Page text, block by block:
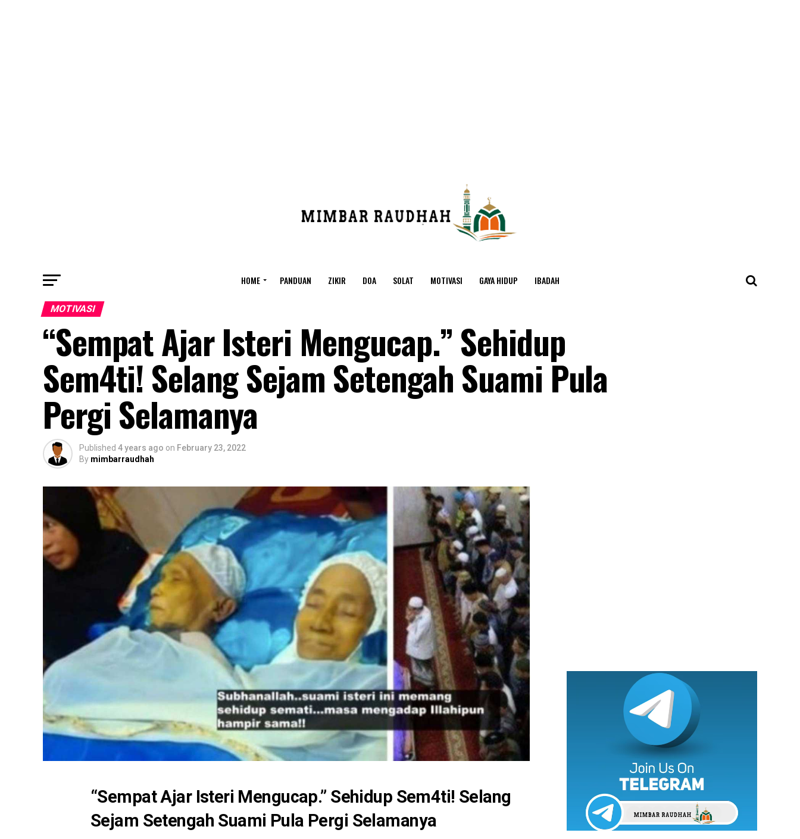
HOME PANDUAN ZIKIR DOA SOLAT MOTIVASI GAYA HIDUP IBADAH
MOTIVASI
“Sempat Ajar Isteri Mengucap.” Sehidup
Sem4ti! Selang Sejam Setengah Suami Pula
Pergi Selamanya
Published 4 years ago on February 23, 2022
By mimbarraudhah
“Sempat Ajar Isteri Mengucap.” Sehidup Sem4ti! Selang
Sejam Setengah Suami Pula Pergi Selamanya